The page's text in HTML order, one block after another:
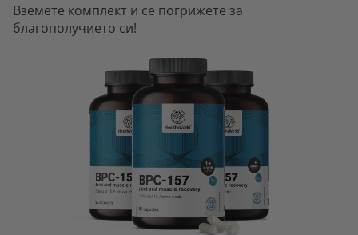
Вземете комплект и се погрижете за
благополучието си!